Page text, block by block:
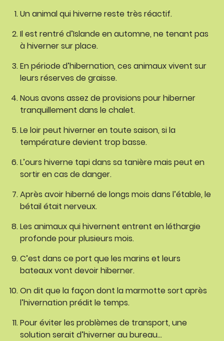
Un animal qui hiverne reste très réactif.
Il est rentré d’Islande en automne, ne tenant pas
à hiverner sur place.
En période d’hibernation, ces animaux vivent sur
leurs réserves de graisse.
Nous avons assez de provisions pour hiberner
tranquillement dans le chalet.
Le loir peut hiverner en toute saison, si la
température devient trop basse.
L’ours hiverne tapi dans sa tanière mais peut en
sortir en cas de danger.
Après avoir hiberné de longs mois dans l’étable, le
bétail était nerveux.
Les animaux qui hivernent entrent en léthargie
profonde pour plusieurs mois.
C’est dans ce port que les marins et leurs
bateaux vont devoir hiberner.
On dit que la façon dont la marmotte sort après
l’hivernation prédit le temps.
Pour éviter les problèmes de transport, une
solution serait d’hiverner au bureau…